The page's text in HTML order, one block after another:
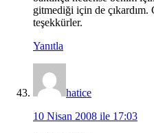
gitmediği için de
teşekkürler.
Yanıtla
hatice
10 Nisan 2008 ile 17:03